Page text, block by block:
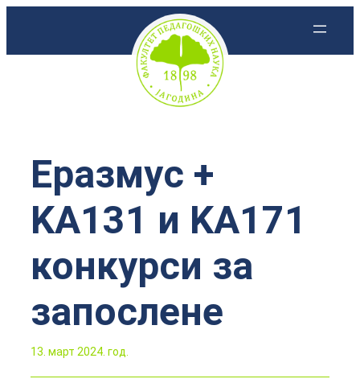
Еразмус +
KA131 и KA171
конкурси за
запослене
13. март 2024. год.